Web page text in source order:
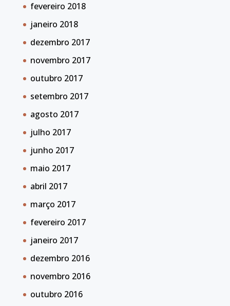
fevereiro 2018
janeiro 2018
dezembro 2017
novembro 2017
outubro 2017
setembro 2017
agosto 2017
julho 2017
junho 2017
maio 2017
abril 2017
março 2017
fevereiro 2017
janeiro 2017
dezembro 2016
novembro 2016
outubro 2016